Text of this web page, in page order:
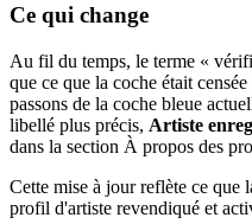
Ce qui change
Au fil du temps, le terme «
que ce que la coche était
passons de la coche bleue
libellé plus précis, Artiste
dans la section À propos des
Cette mise à jour reflète ce que
profil d'artiste revendiqué et